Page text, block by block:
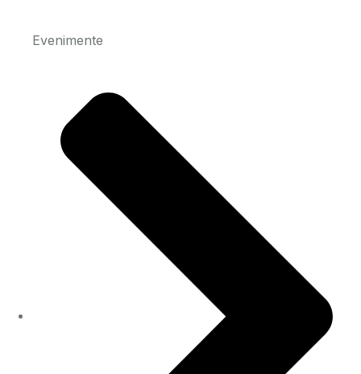
Evenimente